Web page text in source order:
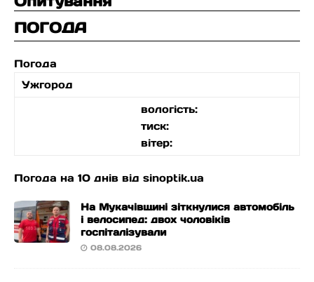
ПОГОДА
Погода
Ужгород
вологість:
тиск:
вітер:
Погода на 10 днів від sinoptik.ua
На Мукачівщині зіткнулися автомобіль
і велосипед: двох чоловіків
госпіталізували
08.08.2026